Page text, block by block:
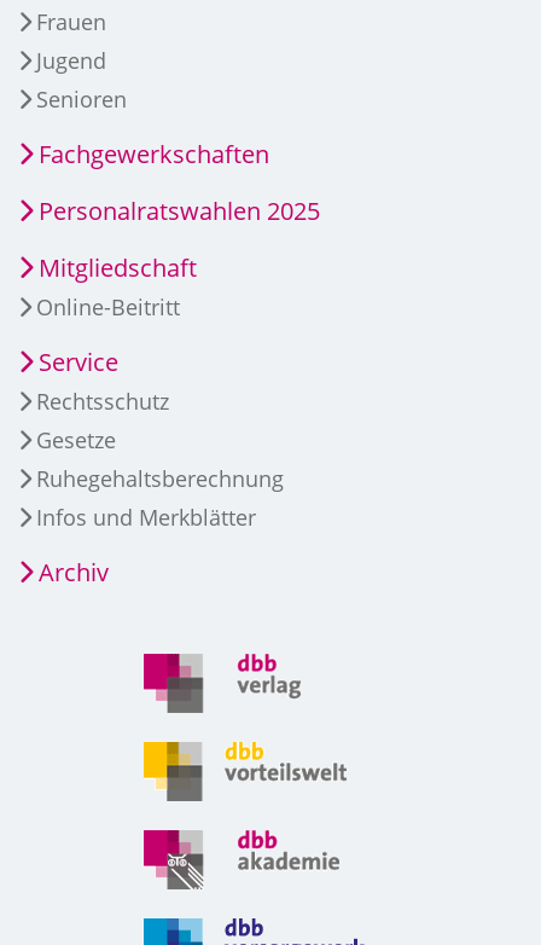
Frauen
Jugend
Senioren
Fachgewerkschaften
Personalratswahlen 2025
Mitgliedschaft
Online-Beitritt
Service
Rechtsschutz
Gesetze
Ruhegehaltsberechnung
Infos und Merkblätter
Archiv